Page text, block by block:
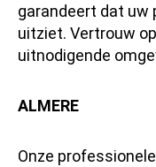
garandeert dat uw
uitziet. Vertrouw
uitnodigende
ALMERE
Onze